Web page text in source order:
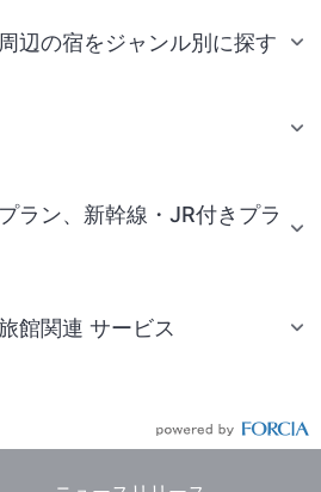
辺の宿をジャンル別に探す
ラン、新幹線・JR付きプラ
館関連 サービス